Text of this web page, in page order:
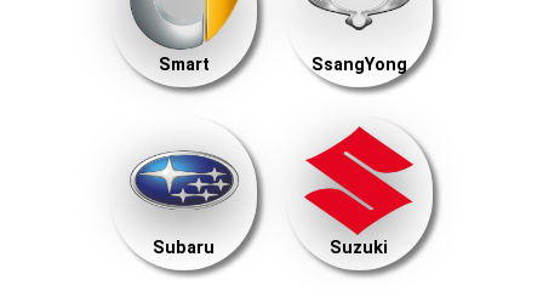
Smart SsangYong
Subaru Suzuki